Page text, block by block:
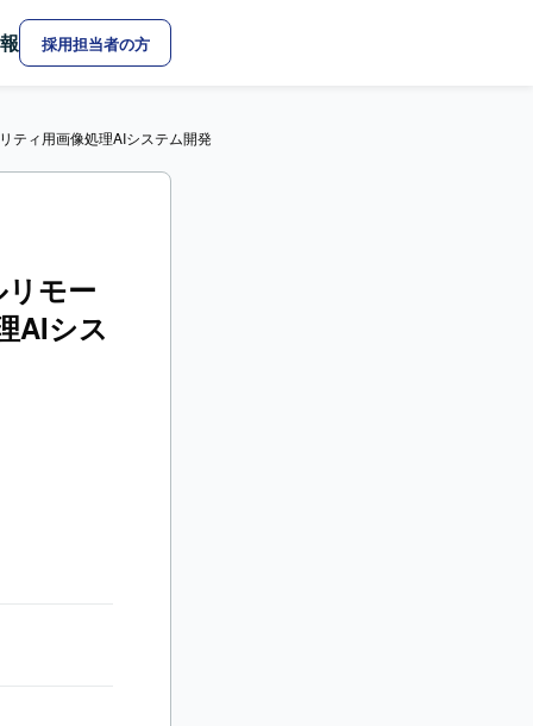
採用担当者の方
ティ用画像処理AIシステム開発
モー
AIシス